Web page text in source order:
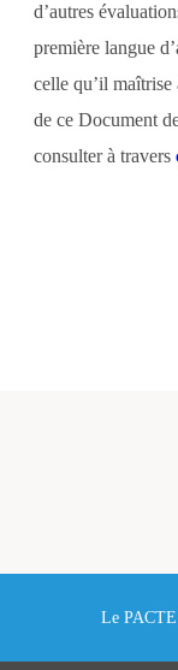
d’autres
première langue
celle qu’il maîtrise
de ce Document
consulter à travers
Le